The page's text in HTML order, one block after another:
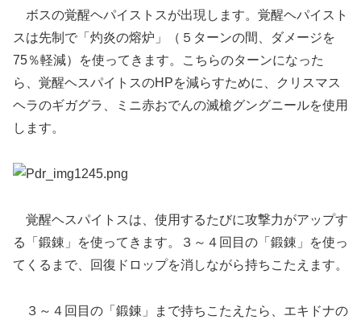
ボスの覚醒ヘパイストスが出現します。覚醒ヘパイスト
スは先制で「灼炎の熔炉」（５ターンの間、ダメージを
75％軽減）を使ってきます。こちらのターンになった
ら、覚醒ヘスパイトスのHPを減らすために、クリスマス
ヘラのギガグラ、ミニ赤おでんの滅槍グングニールを使用
します。
覚醒ヘスパイトスは、使用するたびに攻撃力がアップす
る「鍛錬」を使ってきます。３～４回目の「鍛錬」を使っ
てくるまで、回復ドロップを消しながら持ちこたえます。
３～４回目の「鍛錬」まで持ちこたえたら、エキドナの